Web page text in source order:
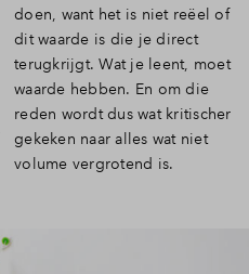
volume vergrotend is.